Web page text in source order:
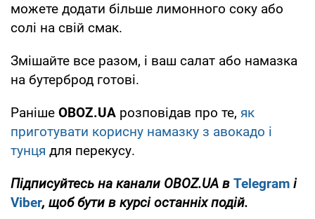
можете додати більше лимонного соку або
солі на свій смак.
Змішайте все разом, і ваш салат або намазка
на бутерброд готові.
Раніше OBOZ.UA розповідав про те, як
приготувати корисну намазку з авокадо і
тунця для перекусу.
Підписуйтесь на канали OBOZ.UA в Telegram і
Viber, щоб бути в курсі останніх подій.